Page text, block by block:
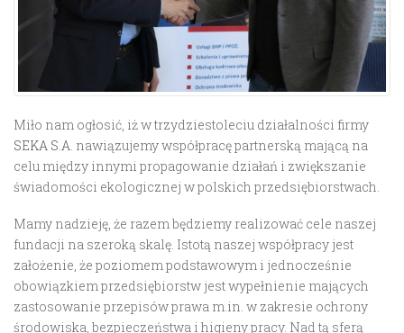
Miło nam ogłosić, iż w trzydziestoleciu działalności firmy
SEKA S.A. nawiązujemy współpracę partnerską mającą na
celu między innymi propagowanie działań i zwiększanie
świadomości ekologicznej w polskich przedsiębiorstwach.
Mamy nadzieję, że razem będziemy realizować cele naszej
fundacji na szeroką skalę. Istotą naszej współpracy jest
założenie, że poziomem podstawowym i jednocześnie
obowiązkiem przedsiębiorstw jest wypełnienie mających
zastosowanie przepisów prawa m.in. w zakresie ochrony
środowiska, bezpieczeństwa i higieny pracy. Nad tą sferą